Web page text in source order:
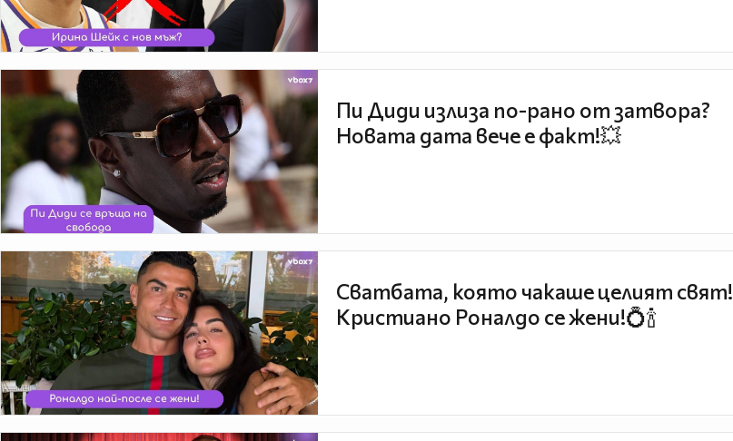
Пи Диди излиза по-рано от затвора?
Новата дата вече е факт!💥
Сватбата, която чакаше целият свят!
Кристиано Роналдо се жени!💍🍾